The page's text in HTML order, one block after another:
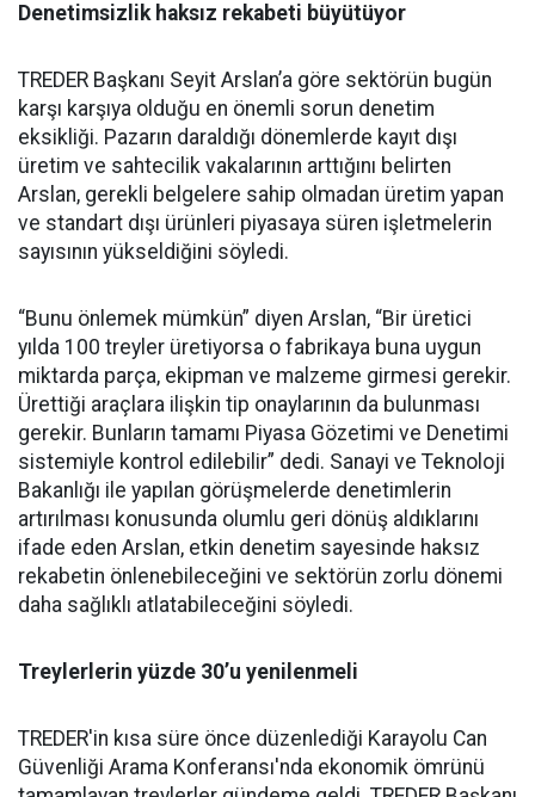
Denetimsizlik haksız rekabeti büyütüyor
TREDER Başkanı Seyit Arslan’a göre sektörün bugün
karşı karşıya olduğu en önemli sorun denetim
eksikliği. Pazarın daraldığı dönemlerde kayıt dışı
üretim ve sahtecilik vakalarının arttığını belirten
Arslan, gerekli belgelere sahip olmadan üretim yapan
ve standart dışı ürünleri piyasaya süren işletmelerin
sayısının yükseldiğini söyledi.
“Bunu önlemek mümkün” diyen Arslan, “Bir üretici
yılda 100 treyler üretiyorsa o fabrikaya buna uygun
miktarda parça, ekipman ve malzeme girmesi gerekir.
Ürettiği araçlara ilişkin tip onaylarının da bulunması
gerekir. Bunların tamamı Piyasa Gözetimi ve Denetimi
sistemiyle kontrol edilebilir” dedi. Sanayi ve Teknoloji
Bakanlığı ile yapılan görüşmelerde denetimlerin
artırılması konusunda olumlu geri dönüş aldıklarını
ifade eden Arslan, etkin denetim sayesinde haksız
rekabetin önlenebileceğini ve sektörün zorlu dönemi
daha sağlıklı atlatabileceğini söyledi.
Treylerlerin yüzde 30’u yenilenmeli
TREDER'in kısa süre önce düzenlediği Karayolu Can
Güvenliği Arama Konferansı'nda ekonomik ömrünü